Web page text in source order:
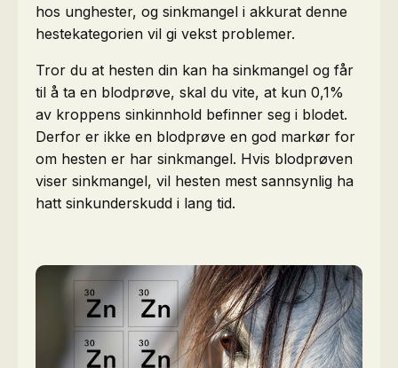
hos unghester, og sinkmangel i akkurat denne
hestekategorien vil gi vekst problemer.
Tror du at hesten din kan ha sinkmangel og får
til å ta en blodprøve, skal du vite, at kun 0,1%
av kroppens sinkinnhold befinner seg i blodet.
Derfor er ikke en blodprøve en god markør for
om hesten er har sinkmangel. Hvis blodprøven
viser sinkmangel, vil hesten mest sannsynlig ha
hatt sinkunderskudd i lang tid.